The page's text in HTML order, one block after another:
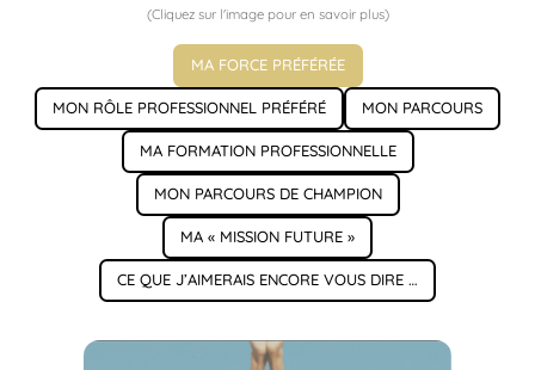
(Cliquez sur l'image pour en savoir plus)
MA FORCE PRÉFÉRÉE
MON RÔLE PROFESSIONNEL PRÉFÉRÉ MON PARCOURS
MA FORMATION PROFESSIONNELLE
MON PARCOURS DE CHAMPION
MA « MISSION FUTURE »
CE QUE J’AIMERAIS ENCORE VOUS DIRE …